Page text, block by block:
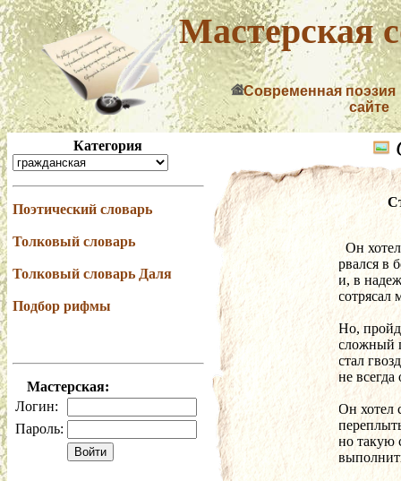
Мастерская
Современная поэзия
сайте
Категория
Поэтический словарь
Толковый словарь
Толковый словарь Даля
Подбор рифмы
Мастерская:
Логин:
Пароль:
Он
рвался в
и, в
сотрясал
Но,
сложный
стал
не
Он хотел
но такую